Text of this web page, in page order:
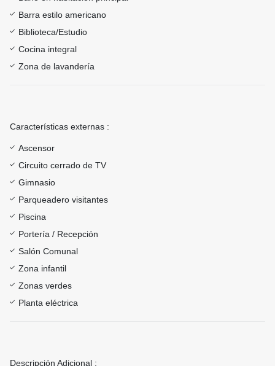
Barra estilo americano
Biblioteca/Estudio
Cocina integral
Zona de lavandería
Características externas :
Ascensor
Circuito cerrado de TV
Gimnasio
Parqueadero visitantes
Piscina
Portería / Recepción
Salón Comunal
Zona infantil
Zonas verdes
Planta eléctrica
Descripción Adicional :